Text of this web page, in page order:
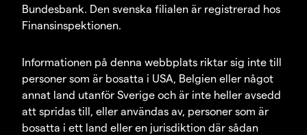
Bundesbank. Den svenska filialen är registrerad hos
Finansinspektionen.
Informationen på denna webbplats riktar sig inte till
personer som är bosatta i USA, Belgien eller något
annat land utanför Sverige och är inte heller avsedd
att spridas till, eller användas av, personer som är
bosatta i ett land eller en jurisdiktion där sådan